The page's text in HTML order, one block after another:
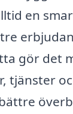
en
gör det
tjänster